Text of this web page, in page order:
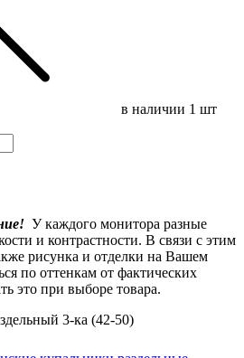
в наличии 1 шт
У каждого монитора разные
и контрастности. В связи с этим
рисунка и отделки на Вашем
по оттенкам от фактических
это при выборе товара.
3-ка (42-50)